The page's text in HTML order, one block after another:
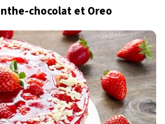
chocolat et Oreo